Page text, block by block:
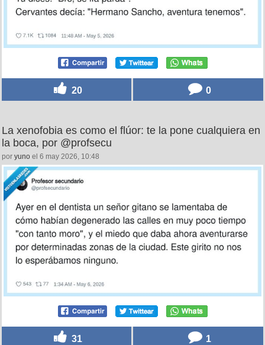
20 0
La xenofobia es como el flúor: te la pone cualquiera en
la boca, por @profsecu
por yuno el 6 may 2026, 10:48
31 1